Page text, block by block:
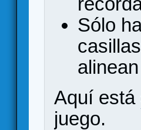
Sólo
Aquí está
juego.